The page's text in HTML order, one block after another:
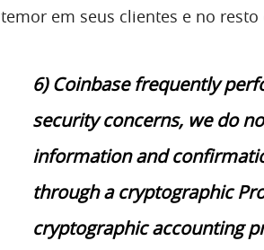
temor em seus clientes e no
6) Coinbase frequently
security concerns, we do
information and
through a cryptographic
cryptographic accounting